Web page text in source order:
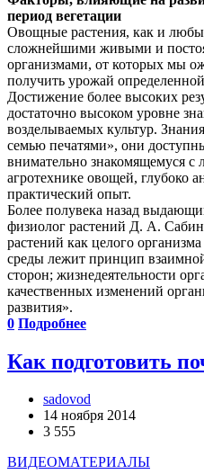
период вегетации
Овощные растения, как и
сложнейшими живыми и
организмами, от которых мы
получить урожай
Достижение более высоких
достаточно высоком уровне
возделываемых культур.
семью печатями», они
внимательно знакомящемуся с
агротехнике овощей, глубоко
практический опыт.
Более полувека назад
физиолог растений Д. А.
растений как целого
среды лежит принцип
сторон; жизнедеятельности
качественных изменений
развития».
0 Подробнее
Как подготовить
sadovod
14 ноября 2014
3 555
ВИДЕОМАТЕРИАЛЫ